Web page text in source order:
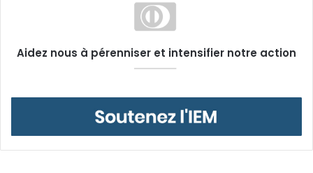
Aidez nous à pérenniser et intensifier notre action